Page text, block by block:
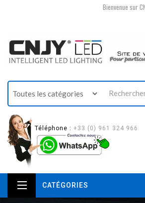
Bienvenue sur
Téléphone : +33 (0) 961 324 966
CATÉGORIES